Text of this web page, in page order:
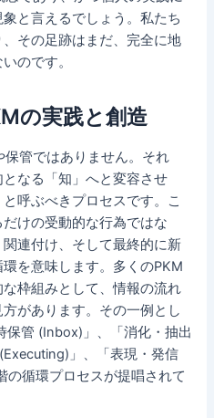
と言えるでしょう。私たち
その足跡はまだ、完全に地
のです。
の実践と創造
管ではありません。それ
なる「知」へと変容させ
呼ぶべきプロセスです。こ
けの受動的な行為ではな
連付け、そして最終的に新
を意味します。多くのPKM
枠組みとして、情報の流れ
があります。その一例とし
保管 (Inbox)」、「消化・抽出
」、「表現・発信
循環プロセスが提唱されて